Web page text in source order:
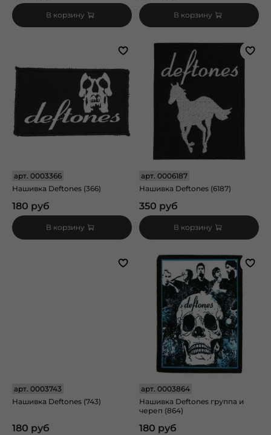
В корзину В корзину
арт. 0003366
Нашивка Deftones (366)
180 руб
В корзину
арт.0006187
Нашивка Deftones (6187)
350 руб
В корзину
арт. 0003743
Нашивка Deftones (743)
180 руб
арт.0003864
Нашивка Deftones группа и
череп (864)
180 руб